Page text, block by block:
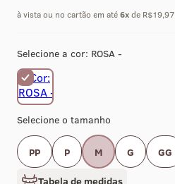
à vista ou no cartão em até6xde R$19,97
Selecione a cor: ROSA -
Selecione o tamanho
PP P M G GG
Tabela de medidas